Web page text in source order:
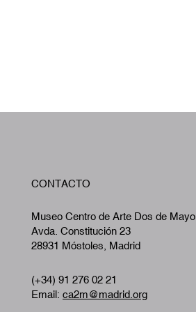
CONTACTO
Museo Centro de Arte Dos de Mayo
Avda. Constitución 23
28931 Móstoles, Madrid
(+34) 91 276 02 21
Email: ca2m@madrid.org